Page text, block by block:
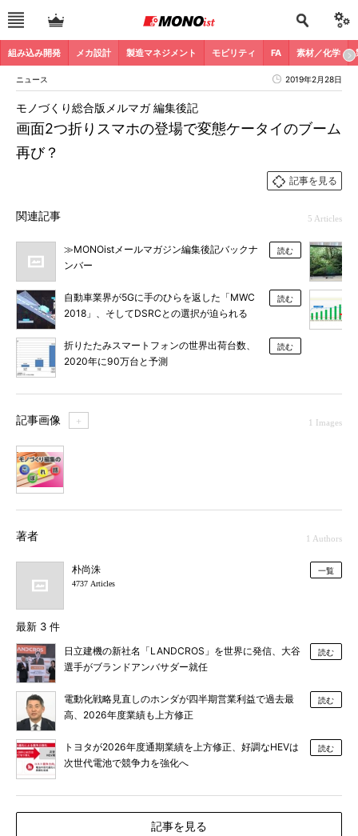
組み込み開発 メカ設計 製造マネジメント モビリティ FA 素材／化学
ニュース 2019年2月28日
画面2つ折りスマホの登場で変態ケータイのブーム
再び？
モノづくり総合版メルマガ 編集後記
記事を見る
関連記事 5 Articles
≫MONOistメールマガジン編集後記バックナ
ンバー
読む
自動車業界が5Gに手のひらを返した「MWC
2018」、そしてDSRCとの選択が迫られる
読む
折りたたみスマートフォンの世界出荷台数、
2020年に90万台と予測
読む
記事画像 ＋ 1 Images
著者 1 Authors
朴尚洙
4737 Articles
一覧
最新 3 件
日立建機の新社名「LANDCROS」を世界に発信、大谷
選手がブランドアンバサダー就任
読む
電動化戦略見直しのホンダが四半期営業利益で過去最
高、2026年度業績も上方修正
読む
トヨタが2026年度通期業績を上方修正、好調なHEVは
次世代電池で競争力を強化へ
読む
記事を見る